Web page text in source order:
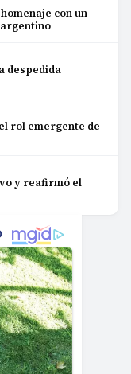
con un
despedida
rol emergente de
y reafirmó el